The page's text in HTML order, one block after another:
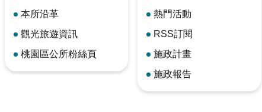
本所沿革
觀光旅遊資訊
桃園區公所粉絲頁
熱門活動
RSS訂閱
施政計畫
施政報告